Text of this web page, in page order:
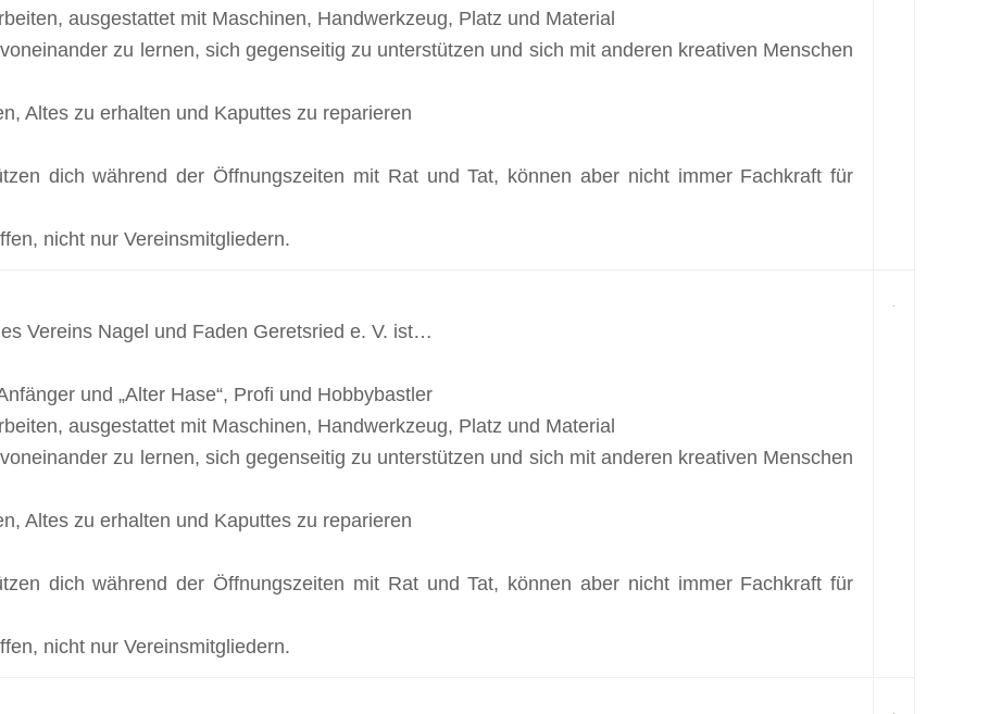
ausgestattet mit Maschinen, Handwerkzeug, Platz und Material
zu lernen, sich gegenseitig zu unterstützen und sich mit anderen kreativen Menschen
Altes zu erhalten und Kaputtes zu reparieren
dich während der Öffnungszeiten mit Rat und Tat, können aber nicht immer Fachkraft für
nicht nur Vereinsmitgliedern.
Vereins Nagel und Faden Geretsried e. V. ist…
und „Alter Hase“, Profi und Hobbybastler
ausgestattet mit Maschinen, Handwerkzeug, Platz und Material
zu lernen, sich gegenseitig zu unterstützen und sich mit anderen kreativen Menschen
Altes zu erhalten und Kaputtes zu reparieren
dich während der Öffnungszeiten mit Rat und Tat, können aber nicht immer Fachkraft für
nicht nur Vereinsmitgliedern.